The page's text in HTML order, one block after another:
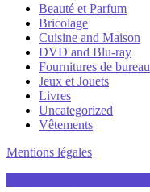
Beauté et Parfum
Bricolage
Cuisine and Maison
DVD and Blu-ray
Fournitures de bureau
Jeux et Jouets
Livres
Uncategorized
Vêtements
Mentions légales